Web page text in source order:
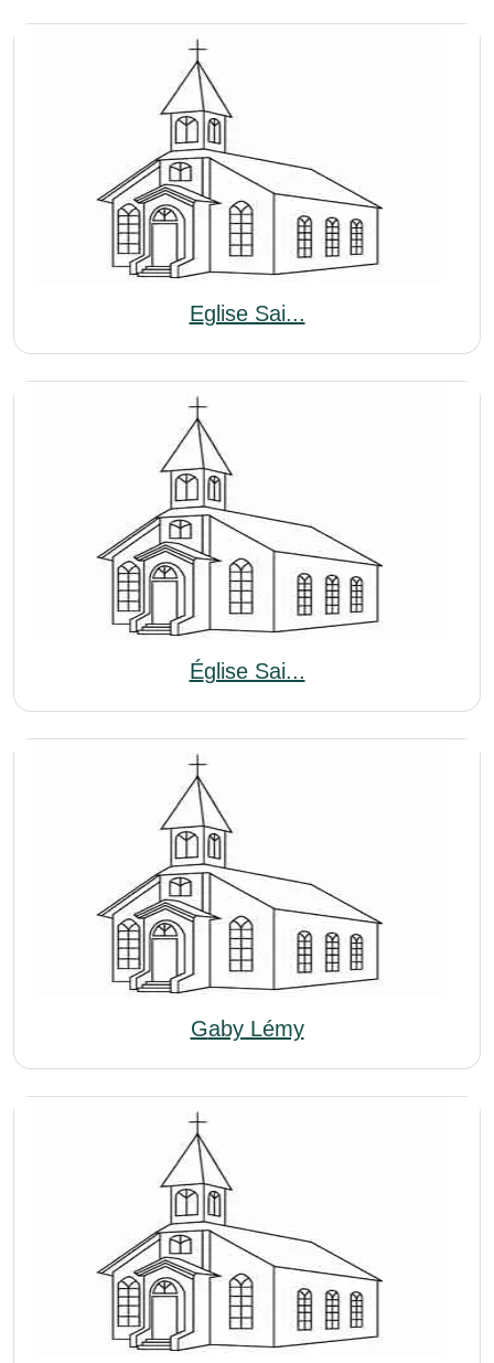
Eglise Sai...
Église Sai...
Gaby Lémy